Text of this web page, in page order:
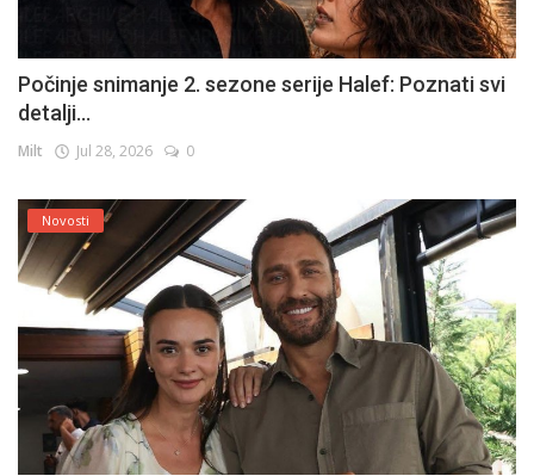
Počinje snimanje 2. sezone serije Halef: Poznati svi
detalji...
Milt Jul 28, 2026 0
Novosti